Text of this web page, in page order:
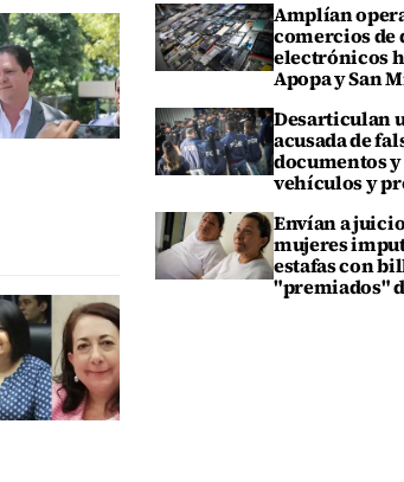
Amplían
comercios de
electrónicos
Apopa y San
Desarticulan
acusada de
documentos
vehículos y
Envían a
mujeres
estafas con
"premiados"